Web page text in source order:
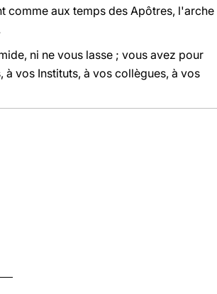
comme aux temps des Apôtres, l'arche
ni ne vous lasse ; vous avez pour
vos Instituts, à vos collègues, à vos